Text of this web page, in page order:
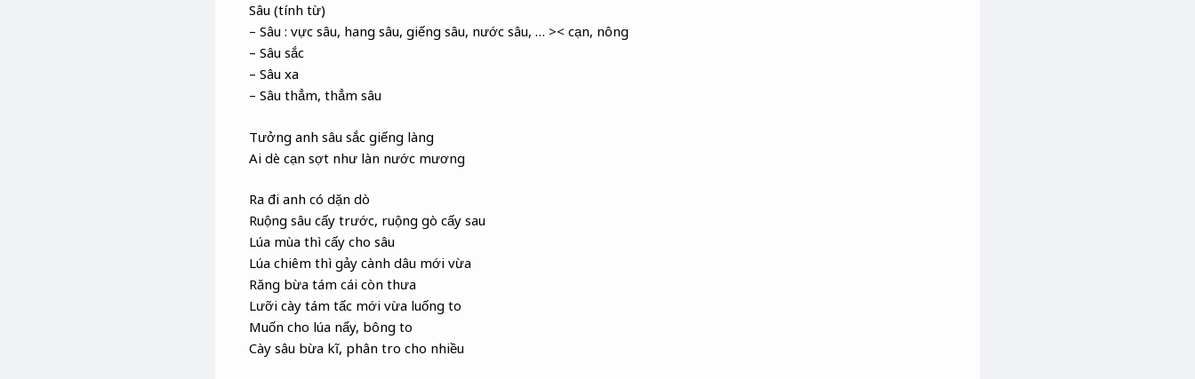
Sâu (tính từ)
– Sâu : vực sâu, hang sâu, giếng sâu, nước sâu, … >< cạn, nông
– Sâu sắc
– Sâu xa
– Sâu thẳm, thẳm sâu
Tưởng anh sâu sắc giếng làng
Ai dè cạn sợt như làn nước mương
Ra đi anh có dặn dò
Ruộng sâu cấy trước, ruộng gò cấy sau
Lúa mùa thì cấy cho sâu
Lúa chiêm thì gảy cành dâu mới vừa
Răng bừa tám cái còn thưa
Lưỡi cày tám tấc mới vừa luống to
Muốn cho lúa nẩy, bông to
Cày sâu bừa kĩ, phân tro cho nhiều